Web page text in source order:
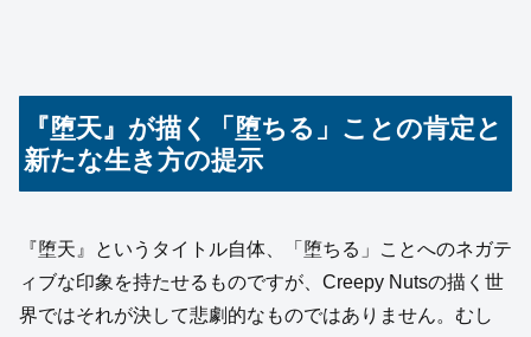
『堕天』が描く「堕ちる」ことの肯定と
新たな生き方の提示
『堕天』というタイトル自体、「堕ちる」ことへのネガテ
ィブな印象を持たせるものですが、Creepy Nutsの描く世
界ではそれが決して悲劇的なものではありません。むし